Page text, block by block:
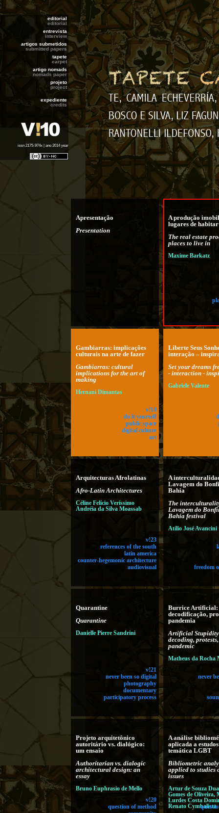
editorial
editorial
entrevista
interview
artigos submetidos
submitted papers
tapete
carpet
artigo nomads
nomads paper
projeto
project
expediente
credits
issn 2175-974x | ano 2014 year
Apresentação
Presentation
A produção
lugares de habitar
The real estate
places to live in
Maxime Barkatz
Gambiarras: implicações
culturais na arte de fazer
Gambiarras: cultural
implications for the art of
making
Hernani Dimantas
v!10
do it yourself
public space
digital culture
art
Liberte Seus
interação –
Set your dreams
- interaction -
Gabriele Valente
Arquitecturas Afrolatinas
Afro-Latin Architectures
Céline Felício Veríssimo
Andréia da Silva Moassab
v!23
references of the south
latin america
counter-hegemonic architecture
audiovisual
A
Lavagem do
Bahia
The
Lavagem do
Bahia festival
Atílio José Avancini
freedom
Quarantine
Quarantine
Danielle Pierre Sandrini
v!21
never been so digital
photography
documentary
participatory process
Burrice Artificial:
decodificação,
pandemia
Artificial
decoding,
pandemic
Matheus da Rocha
never
Projeto arquitetônico
autoritário vs. dialógico:
um ensaio
Authoritarian vs. dialogic
architectural design: an
essay
Bruno Euphrasio de Mello
v!20
question of method
A análise
aplicada a
temática LGBT
Bibliometric
applied to studies
issues
Artur de Souza
Gomes de Oliveira,
Lurdes Costa
Renato Cymbalista